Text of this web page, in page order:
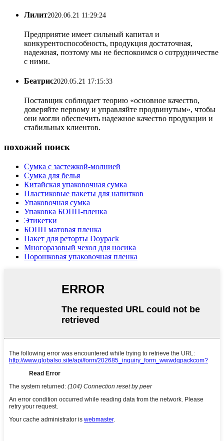
Лилит2020.06.21 11:29:24
Предприятие имеет сильный капитал и
конкурентоспособность, продукция достаточная,
надежная, поэтому мы не беспокоимся о сотрудничестве
с ними.
Беатрис2020.05.21 17:15:33
Поставщик соблюдает теорию «основное качество,
доверяйте первому и управляйте продвинутым», чтобы
они могли обеспечить надежное качество продукции и
стабильных клиентов.
похожий поиск
Сумка с застежкой-молнией
Сумка для белья
Китайская упаковочная сумка
Пластиковые пакеты для напитков
Упаковочная сумка
Упаковка БОПП-пленка
Этикетки
БОПП матовая пленка
Пакет для реторты Doypack
Многоразовый чехол для носика
Порошковая упаковочная пленка